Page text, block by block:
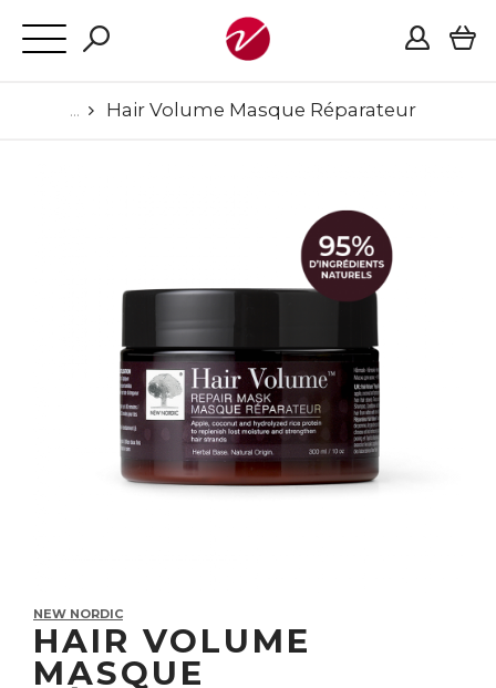
Hair Volume Masque Réparateur
NEW NORDIC
HAIR VOLUME
MASQUE